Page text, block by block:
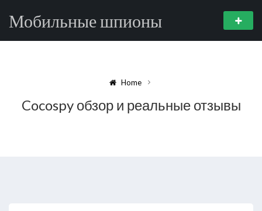
Мобильные шпионы
Home
Cocospy обзор и реальные отзывы